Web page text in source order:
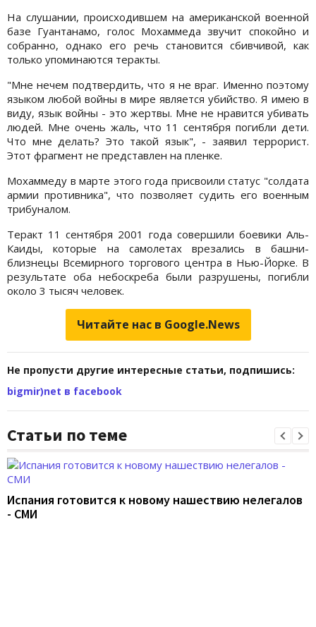
На слушании, происходившем на американской военной
базе Гуантанамо, голос Мохаммеда звучит спокойно и
собранно, однако его речь становится сбивчивой, как
только упоминаются теракты.
"Мне нечем подтвердить, что я не враг. Именно поэтому
языком любой войны в мире является убийство. Я имею в
виду, язык войны - это жертвы. Мне не нравится убивать
людей. Мне очень жаль, что 11 сентября погибли дети.
Что мне делать? Это такой язык", - заявил террорист.
Этот фрагмент не представлен на пленке.
Мохаммеду в марте этого года присвоили статус "солдата
армии противника", что позволяет судить его военным
трибуналом.
Теракт 11 сентября 2001 года совершили боевики Аль-
Каиды, которые на самолетах врезались в башни-
близнецы Всемирного торгового центра в Нью-Йорке. В
результате оба небоскреба были разрушены, погибли
около 3 тысяч человек.
Читайте нас в Google.News
Не пропусти другие интересные статьи, подпишись:
bigmir)net в facebook
Статьи по теме
Испания готовится к новому нашествию нелегалов
- СМИ